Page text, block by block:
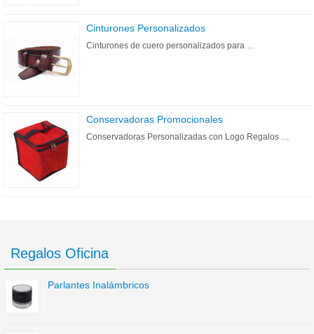
Cinturones Personalizados
Cinturones de cuero personalizados para …
Conservadoras Promocionales
Conservadoras Personalizadas con Logo Regalos …
Regalos Oficina
Parlantes Inalámbricos